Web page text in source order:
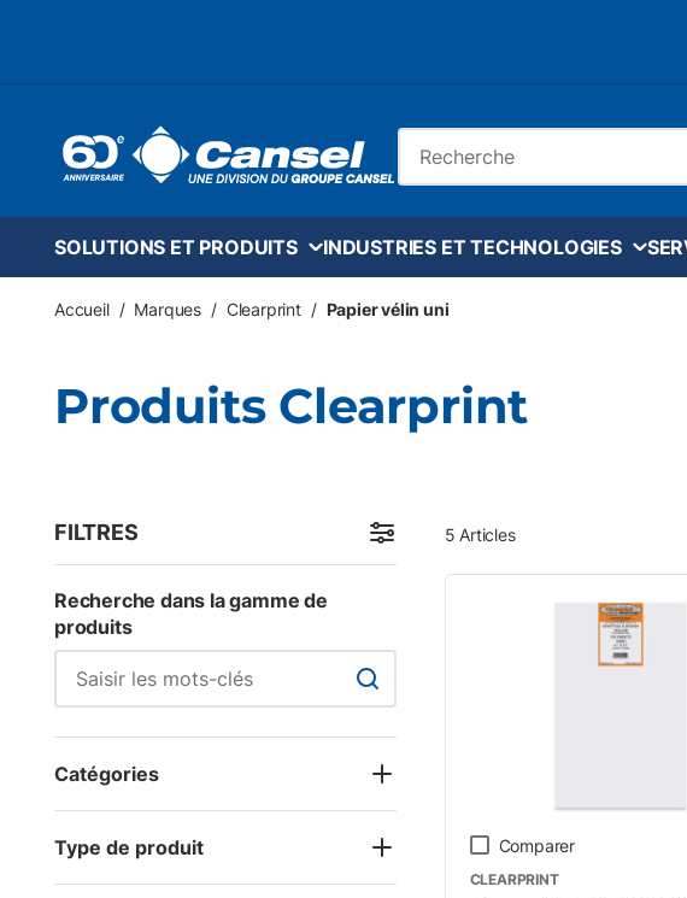
SOLUTIONS ET PRODUITS INDUSTRIES ET TECHNOLOGIES
Accueil / Marques / Clearprint / Papier vélin uni
Produits Clearprint
FILTRES Passer aux résultats
Recherche dans la gamme de
produits
Recherche dans la gamme de produits
Catégories
Type de produit
5 Articles
Comparer
CLEARPRINT